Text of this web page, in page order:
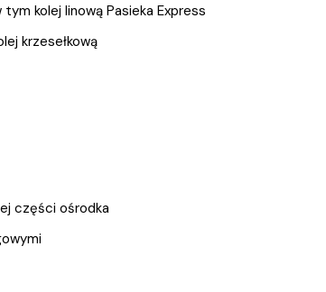
kolej linową Pasieka Express
krzesełkową
części ośrodka